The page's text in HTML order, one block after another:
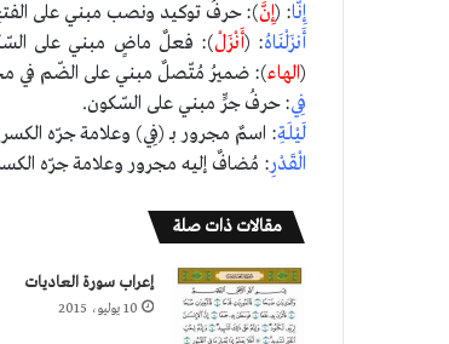
إِنَّا: (إِنَّ): حرفُ توكيد ونصب مبني على
أَنزَلْنَاهُ: (أَنْزَلْ): فعلٌ ماضٍ مبني على
(الهاء): ضميرُ مُتّصلٌ مبني على الضّم في
فِي: حرفُ جرٍّ مبني على السّكون.
لَيْلَةِ: اسمٌ مجرور بـ (فِي) وعلامة جرّه
الْقَدْرِ: مُضافٌ إليه مجرور وعلامة جرّه
مقالات ذات صلة
إعراب سورة العاديات
10 يوليو، 2015